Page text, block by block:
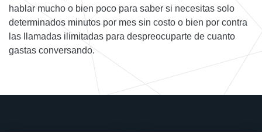
hablar mucho o bien poco para saber si necesitas solo
determinados minutos por mes sin costo o bien por contra
las llamadas ilimitadas para despreocuparte de cuanto
gastas conversando.